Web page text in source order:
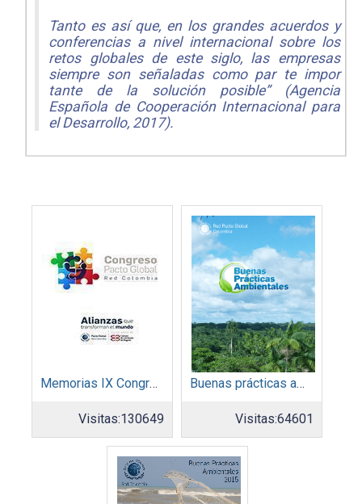
Tanto es así que, en los grandes acuerdos y
conferencias a nivel internacional sobre los
retos globales de este siglo, las empresas
siempre son señaladas como par te impor
tante de la solución posible” (Agencia
Española de Cooperación Internacional para
el Desarrollo, 2017).
Memorias IX Congreso Pacto Global 2019
Visitas:130649
Buenas prácticas ambientales 2014
Visitas:64601